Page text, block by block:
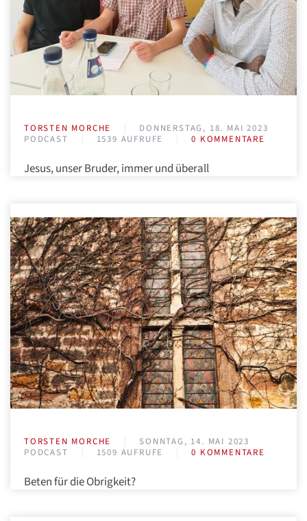
TORSTEN MORCHE
DONNERSTAG, 18. MAI 2023
PODCAST
1539 AUFRUFE 0 KOMMENTARE
Jesus, unser Bruder, immer und überall
TORSTEN MORCHE
SONNTAG, 14. MAI 2023
PODCAST
1509 AUFRUFE 0 KOMMENTARE
Beten für die Obrigkeit?